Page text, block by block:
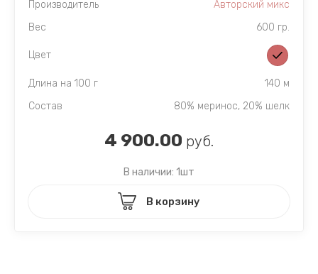
Производитель
Авторский микс
Вес
600 гр.
Цвет
Длина на 100 г
140 м
Состав
80% меринос, 20% шелк
4 900.00 руб.
В наличии: 1шт
В корзину